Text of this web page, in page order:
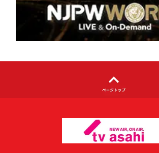
著作権について
利用者情報の外部送信について